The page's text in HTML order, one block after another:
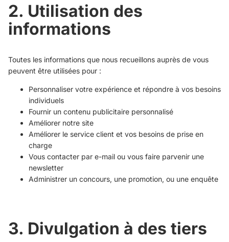
2. Utilisation des
informations
Toutes les informations que nous recueillons auprès de vous
peuvent être utilisées pour :
Personnaliser votre expérience et répondre à vos besoins
individuels
Fournir un contenu publicitaire personnalisé
Améliorer notre site
Améliorer le service client et vos besoins de prise en
charge
Vous contacter par e-mail ou vous faire parvenir une
newsletter
Administrer un concours, une promotion, ou une enquête
3. Divulgation à des tiers